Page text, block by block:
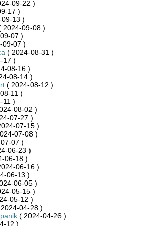
09-22 )
17 )
13 )
2024-09-08 )
07 )
09-07 )
( 2024-08-31 )
17 )
08-16 )
08-14 )
( 2024-08-12 )
11 )
11 )
08-02 )
07-27 )
07-15 )
07-08 )
07 )
06-23 )
06-18 )
06-16 )
06-13 )
06-05 )
05-15 )
05-12 )
04-28 )
( 2024-04-26 )
12 )